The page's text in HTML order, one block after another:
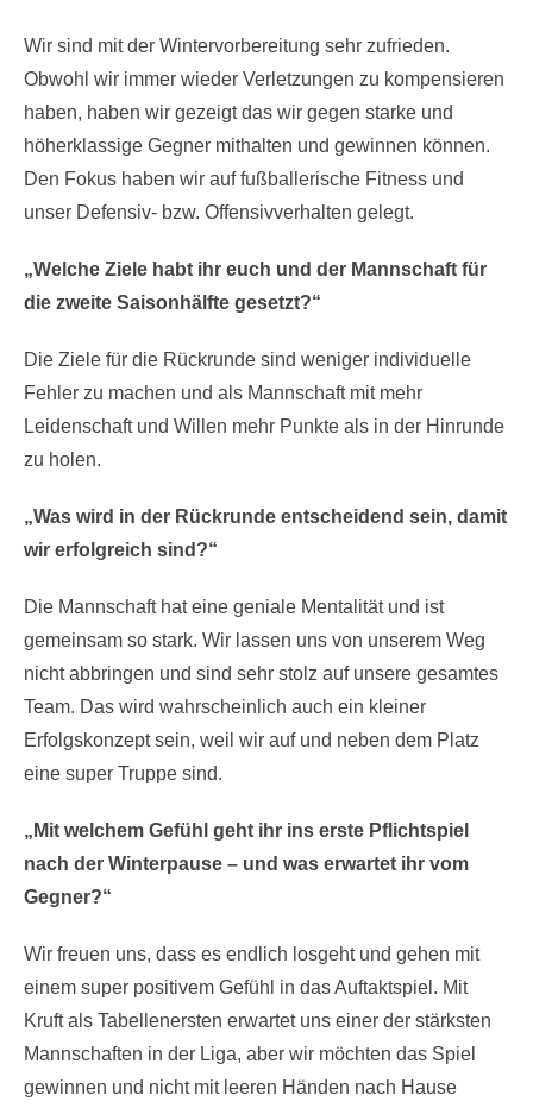
Wir sind mit der Wintervorbereitung sehr zufrieden.
Obwohl wir immer wieder Verletzungen zu kompensieren
haben, haben wir gezeigt das wir gegen starke und
höherklassige Gegner mithalten und gewinnen können.
Den Fokus haben wir auf fußballerische Fitness und
unser Defensiv- bzw. Offensivverhalten gelegt.
„Welche Ziele habt ihr euch und der Mannschaft für
die zweite Saisonhälfte gesetzt?“
Die Ziele für die Rückrunde sind weniger individuelle
Fehler zu machen und als Mannschaft mit mehr
Leidenschaft und Willen mehr Punkte als in der Hinrunde
zu holen.
„Was wird in der Rückrunde entscheidend sein, damit
wir erfolgreich sind?“
Die Mannschaft hat eine geniale Mentalität und ist
gemeinsam so stark. Wir lassen uns von unserem Weg
nicht abbringen und sind sehr stolz auf unsere gesamtes
Team. Das wird wahrscheinlich auch ein kleiner
Erfolgskonzept sein, weil wir auf und neben dem Platz
eine super Truppe sind.
„Mit welchem Gefühl geht ihr ins erste Pflichtspiel
nach der Winterpause – und was erwartet ihr vom
Gegner?“
Wir freuen uns, dass es endlich losgeht und gehen mit
einem super positivem Gefühl in das Auftaktspiel. Mit
Kruft als Tabellenersten erwartet uns einer der stärksten
Mannschaften in der Liga, aber wir möchten das Spiel
gewinnen und nicht mit leeren Händen nach Hause